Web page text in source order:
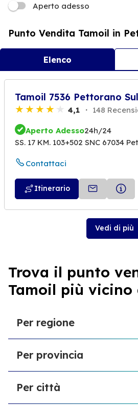
Aperto adesso
Punto Vendita Tamoil in
Elenco
Tamoil 7536 Pettorano
4,1 148
Aperto Adesso24h/24
SS. 17 KM. 103+502 SNC 67034
Contattaci
Itinerario
Vedi di più
Trova il punto
Tamoil più vicino
Per regione
Veneto
Abruzzo
Liguria
Sardegna
Per provincia
Provincia di Reggio Emilia
Provincia di Modena
Per città